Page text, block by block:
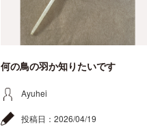
何の鳥の羽か知りたいです
Ayuhei
投稿日： 2026/04/19